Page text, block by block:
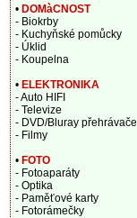
• DOMàCNOST
- Biokrby
- Kuchyňské pomůcky
- Úklid
- Koupelna
• ELEKTRONIKA
- Auto HIFI
- Televize
- DVD/Bluray přehrávače
- Filmy
• FOTO
- Fotoaparáty
- Optika
- Paměťové karty
- Fotorámečky